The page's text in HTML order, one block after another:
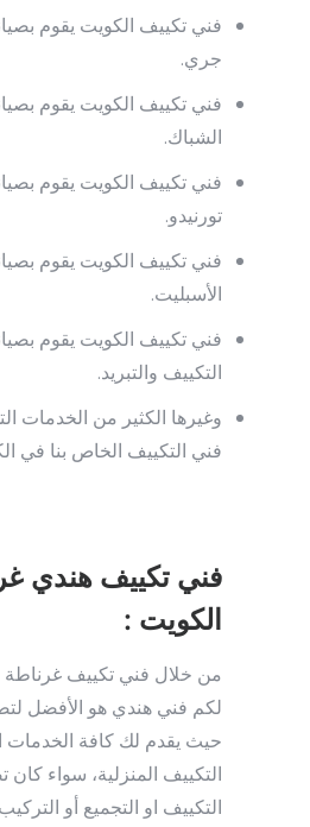
فني تكييف الكويت يقوم
جري.
فني تكييف الكويت يقوم
الشباك.
فني تكييف الكويت يقوم
تورنيدو.
فني تكييف الكويت يقوم
الأسبليت.
فني تكييف الكويت يقوم
التكييف والتبريد.
وغيرها الكثير من الخدمات
فني التكييف الخاص بنا في
فني تكييف هندي
الكويت :
من خلال فني تكييف
لكم فني هندي هو الأفضل
حيث يقدم لك كافة الخدمات
التكييف المنزلية، سواء
التكييف او التجميع أو